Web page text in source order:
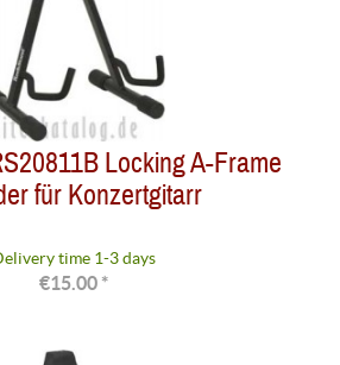
Locking A-Frame
für Konzertgitarr
time 1-3 days
€15.00 *